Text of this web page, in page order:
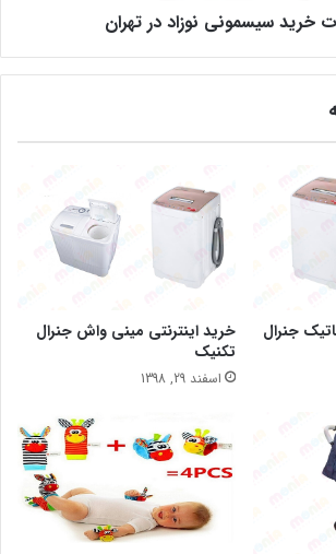
خرید سیسمونی نوزاد در تهران
جنرال
خرید اینترنتی مینی واش جنرال
تکنیک
اسفند 29, 1398